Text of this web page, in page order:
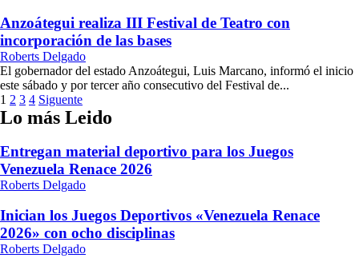
Anzoátegui realiza III Festival de Teatro con
incorporación de las bases
Roberts Delgado
El gobernador del estado Anzoátegui, Luis Marcano, informó el inicio
este sábado y por tercer año consecutivo del Festival de...
Paginación
de
entradas
1 2 3 4 Siguente
Lo más Leido
Entregan material deportivo para los Juegos
Venezuela Renace 2026
Roberts Delgado
Inician los Juegos Deportivos «Venezuela Renace
2026» con ocho disciplinas
Roberts Delgado